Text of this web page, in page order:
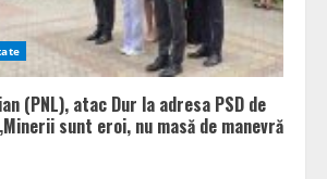
(PNL), atac Dur la adresa PSD de
sunt eroi, nu masă de manevră